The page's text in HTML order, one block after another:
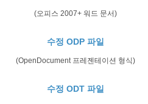
(오피스 2007+ 워드 문서)
수정 ODP 파일
(OpenDocument 프레젠테이션 형식)
수정 ODT 파일